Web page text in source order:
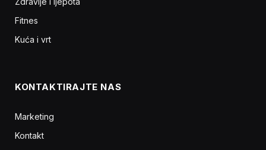
Fitnes
Kuća i vrt
KONTAKTIRAJTE NAS
Marketing
Kontakt